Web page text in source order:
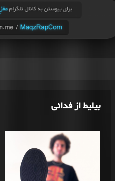
بیلیط از فدائی